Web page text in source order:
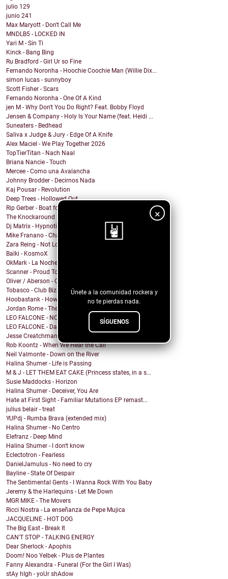
×
Únete a la comunidad rockera y
no te pierdas nada.
SÍGUENOS
julio 129
junio 241
Max Maryott - Don't Call Me
MNDLB5 - LOCKED IN
Yari M - Sin Ti
Kinck - Bang Bing
Ru Bradford - Girl Ur so Fine
Fernando Noronha - Hoochie Coochie Man (Willie Dix...
simon lucas - sunnyboy
Scott Fisher - Scars
Fernando Noronha - One Of A Kind
jen M - Why Don't You Do Right? Feat. Bobby Floyd
Jensen & Company - Holy Is Your Name (feat. Heidi ...
Suneaters - Bedhead
Saliva x Judge & Jury - Edge Of A Knife
Alex Maciel - We Play Together 2026
TopTierTitan - Nach Naal
Briana Nancie - Touch
Mercee - Como una Avalancha
Johnny Brodder - Decirnos Nada
Kaj Pousar - Revolution
Deep Trees - Hollowed Out
Rip Gerber - Boat for Sale
The Knockaround Band - Ends Tonight
Dj Matrix - Hypnotic
Mike Franano - Chair At My Table
Zara Reing - Not Lost
Baïki - KosmoX
OkMark - La Noche de Mi Funeral
Scanner - Proud To Be A Nothin'
Oliver / Aberson - Oliver / Aberson: Let It Burn (...
Tobasco - Club Bizarre 26
Hoobastank - How Do You Sleep?
Jordan Rome - Them Dues
LEO FALCONE - NOCTURNO
LEO FALCONE - Dale !
Jesse Creatchman - fake it til u make it
Rob Koontz - When We Hear the Call
Neil Valmonte - Down on the River
Halina Shumer - Life is Passing
M & J - LET THEM EAT CAKE (Princess states, in a s...
Susie Maddocks - Horizon
Halina Shumer - Deceiver, You Are
Hate at First Sight - Familiar Mutations EP remast...
julius belair - treat
YUPdj - Rumba Brava (extended mix)
Halina Shumer - No Centro
Elefranz - Deep Mind
Halina Shumer - I don't know
Eclectotron - Fearless
DanielJamulus - No need to cry
Bayline - State Of Despair
The Sentimental Gents - I Wanna Rock With You Baby
Jeremy & the Harlequins - Let Me Down
MGR MIKE - The Movers
Ricci Nostra - La enseñanza de Pepe Mujica
JACQUELINE - HOT DOG
The Big East - Break It
CAN'T STOP - TALKING ENERGY
Dear Sherlock - Apophis
Doom! Noo Yelbek - Plus de Plantes
Fanny Alexandra - Funeral (For the Girl I Was)
stAy hIgh - yoUr shAdow